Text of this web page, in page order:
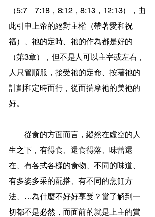
（5:7，7:18，8:12，8:13，12:13），由
此引申上帝的絕對主權（帶著愛和祝
福）、祂的定時、祂的作為都是好的
（第3章），但不是人可以主宰或左右，
人只管順服，接受祂的定命、按著祂的
計劃和定時而行，從而揣摩祂的美祂的
好。
生之下，有得食、還食得落、味蕾還
在、有各式各樣的食物、不同的味道、
有多姿多采的配搭、有不同的烹飪方
法、…為什麼不好好享受？當了解到一
切都不是必然，而面前的就是上主的賞